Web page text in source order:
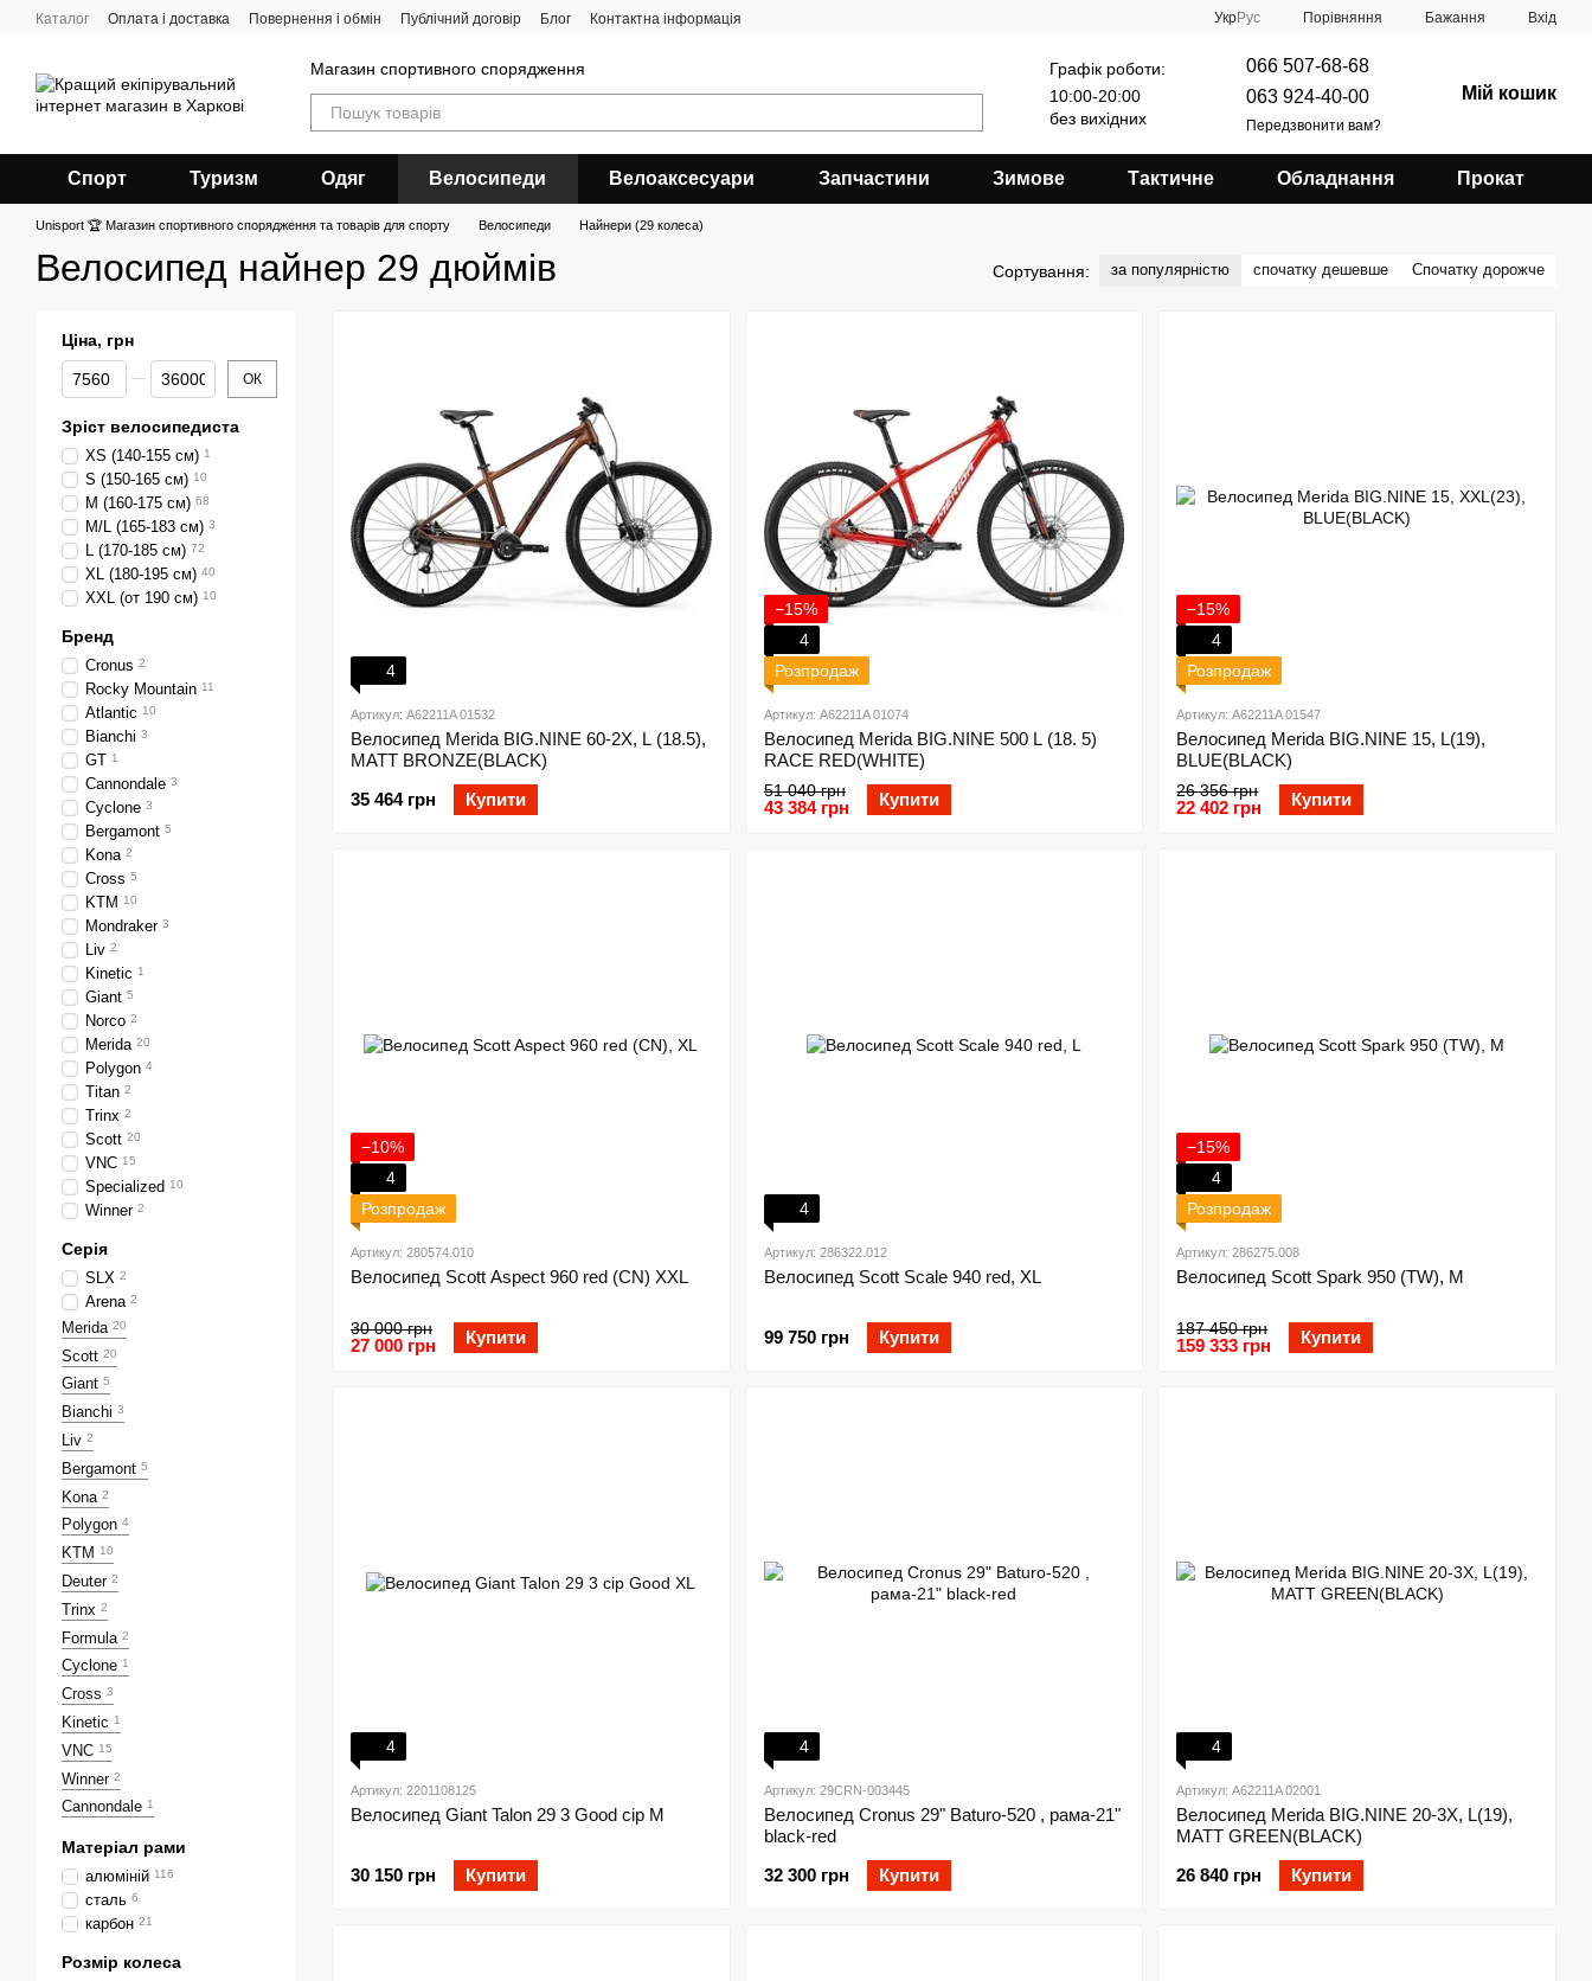
Перейти до основного контенту
Каталог Оплата і доставка Повернення і обмін Публічний договір Блог Контактна інформація УкрРус Порівняння Бажання Вхід
Магазин спортивного спорядження
Графік роботи:
10:00-20:00
без вихідних
066 507-68-68
063 924-40-00
Передзвонити вам?
Мій кошик
Спорт Туризм Одяг Велосипеди Велоаксесуари Запчастини Зимове Тактичне Обладнання Прокат
Unisport 🏆 Магазин спортивного спорядження та товарів для спорту Велосипеди Найнери (29 колеса)
Велосипед найнер 29 дюймів Сортування: за популярністю спочатку дешевше Спочатку дорожче
4
Артикул: A62211A 01532
Велосипед Merida BIG.NINE 60-2X, L (18.5),
MATT BRONZE(BLACK)
35 464 грн
Купити
−15%
4
Розпродаж
Артикул: A62211A 01074
Велосипед Merida BIG.NINE 500 L (18. 5)
RACE RED(WHITE)
51 040 грн
43 384 грн Купити
−15%
4
Розпродаж
Артикул: A62211A 01547
Велосипед Merida BIG.NINE 15, L(19),
BLUE(BLACK)
26 356 грн
22 402 грн Купити
−10%
4
Розпродаж
Артикул: 280574.010
Велосипед Scott Aspect 960 red (CN) XXL
30 000 грн
27 000 грн Купити
4
Артикул: 286322.012
Велосипед Scott Scale 940 red, XL
99 750 грн Купити
−15%
4
Розпродаж
Артикул: 286275.008
Велосипед Scott Spark 950 (TW), M
187 450 грн
159 333 грн Купити
4
Артикул: 2201108125
Велосипед Giant Talon 29 3 Good сір M
30 150 грн Купити
4
Артикул: 29CRN-003445
Велосипед Cronus 29" Baturo-520 , рама-21"
black-red
32 300 грн
Купити
4
Артикул: A62211A 02001
Велосипед Merida BIG.NINE 20-3X, L(19),
MATT GREEN(BLACK)
26 840 грн
Купити
Ціна, грн
Від Ціна, грн
До Ціна, грн ОК
Зріст велосипедиста
XS (140-155 см) 1
S (150-165 см) 10
M (160-175 см) 68
M/L (165-183 см) 3
L (170-185 см) 72
XL (180-195 см) 40
XXL (от 190 см) 10
Бренд
Cronus 2
Rocky Mountain 11
Atlantic 10
Bianchi 3
GT 1
Cannondale 3
Cyclone 3
Bergamont 5
Kona 2
Cross 5
KTM 10
Mondraker 3
Liv 2
Kinetic 1
Giant 5
Norco 2
Merida 20
Polygon 4
Titan 2
Trinx 2
Scott 20
VNC 15
Specialized 10
Winner 2
Серія
SLX 2
Arena 2
Merida 20
Scott 20
Giant 5
Bianchi 3
Liv 2
Bergamont 5
Kona 2
Polygon 4
KTM 10
Deuter 2
Trinx 2
Formula 2
Cyclone 1
Cross 3
Kinetic 1
VNC 15
Winner 2
Cannondale 1
Матеріал рами
алюміній 116
сталь 6
карбон 21
Розмір колеса